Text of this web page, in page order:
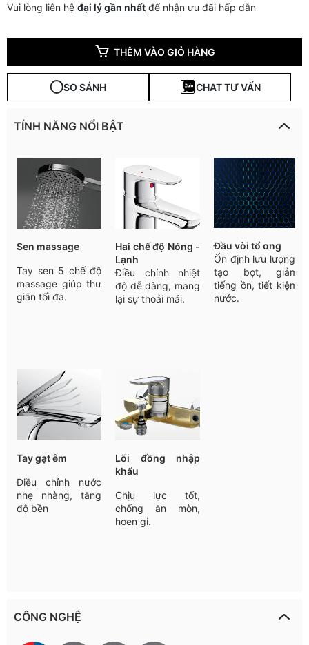
Vui lòng liên hệ đại lý gần nhất để nhận ưu đãi hấp dẫn
THÊM VÀO GIỎ HÀNG
SO SÁNH CHAT TƯ VẤN
TÍNH NĂNG NỔI BẬT
Sen massage
Tay sen 5 chế độ
massage giúp thư
giãn tối đa.
Hai chế độ Nóng -
Lạnh
Điều
chỉnh
nhiệt
độ dễ dàng, mang
lại sự thoải mái.
Đầu vòi tổ ong
Ổn định lưu lượng
tạo
bọt, giảm
tiếng ồn,tiết kiệm
nước.
Taygạtêm
Điều chỉnh
nước
nhẹ
nhàng, tăng
độ bền
Lõi đồng nhập
khẩu
Chịu lực tốt,
chống ăn mòn,
hoen gỉ.
CÔNG NGHỆ